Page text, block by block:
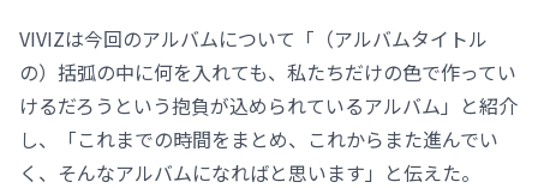
VIVIZは今回のアルバムについて「（アルバムタイトル
の）括弧の中に何を入れても、私たちだけの色で作ってい
けるだろうという抱負が込められているアルバム」と紹介
し、「これまでの時間をまとめ、これからまた進んでい
く、そんなアルバムになればと思います」と伝えた。